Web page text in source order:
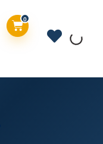
0